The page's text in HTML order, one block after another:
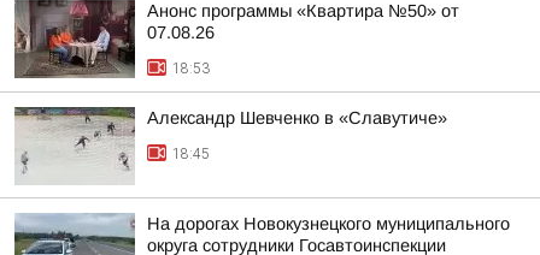
Анонс программы «Квартира №50» от
07.08.26
18:53
Александр Шевченко в «Славутиче»
18:45
На дорогах Новокузнецкого муниципального
округа сотрудники Госавтоинспекции